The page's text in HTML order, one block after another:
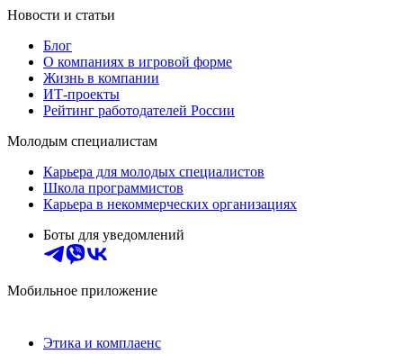
Новости и статьи
Блог
О компаниях в игровой форме
Жизнь в компании
ИТ-проекты
Рейтинг работодателей России
Молодым специалистам
Карьера для молодых специалистов
Школа программистов
Карьера в некоммерческих организациях
Боты для уведомлений
Мобильное приложение
Этика и комплаенс